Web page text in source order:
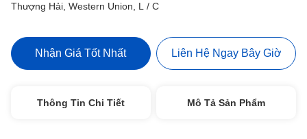
Thượng Hải, Western Union, L / C
Nhận Giá Tốt Nhất Liên Hệ Ngay Bây Giờ
Thông Tin Chi Tiết Mô Tả Sản Phẩm